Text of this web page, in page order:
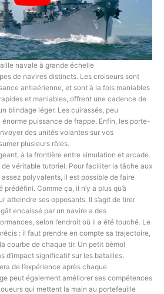
navale à grande échelle
de navires distincts. Les croiseurs sont
antiaérienne, et sont à la fois maniables
et maniables, offrent une cadence de
blindage léger. Les cuirassés, peu
énorme puissance de frappe. Enfin, les porte-
des unités volantes sur vos
plusieurs rôles.
à la frontière entre simulation et arcade.
de véritable tutoriel. Pour faciliter la tâche aux
polyvalents, il est possible de faire
Comme ça, il n’y a plus qu’à
atteindre ses opposants. Il s’agit de tirer
encaissé par un navire a des
selon l’endroit où il a été touché. Le
: il faut prendre en compte sa trajectoire,
courbe de chaque tir. Un petit bémol
d’impact significatif sur les batailles.
de l’expérience après chaque
peut également améliorer ses compétences
qui mettent la main au portefeuille